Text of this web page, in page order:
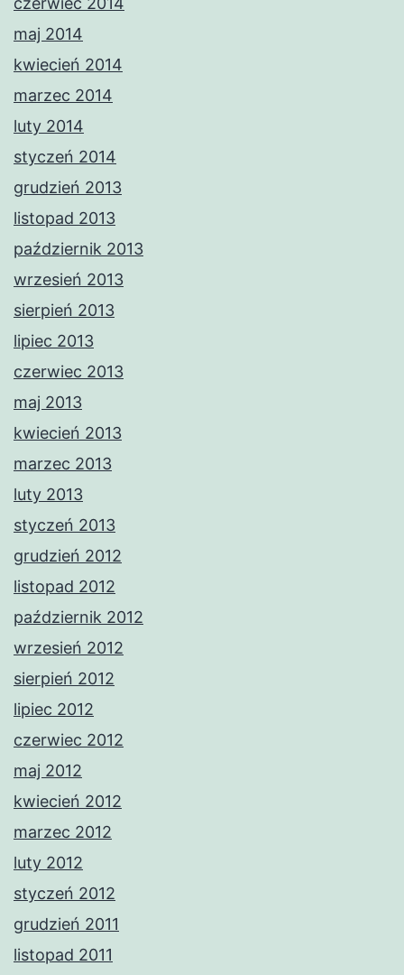
maj 2014
kwiecień 2014
marzec 2014
luty 2014
styczeń 2014
grudzień 2013
listopad 2013
październik 2013
wrzesień 2013
sierpień 2013
lipiec 2013
czerwiec 2013
maj 2013
kwiecień 2013
marzec 2013
luty 2013
styczeń 2013
grudzień 2012
listopad 2012
październik 2012
wrzesień 2012
sierpień 2012
lipiec 2012
czerwiec 2012
maj 2012
kwiecień 2012
marzec 2012
luty 2012
styczeń 2012
grudzień 2011
listopad 2011